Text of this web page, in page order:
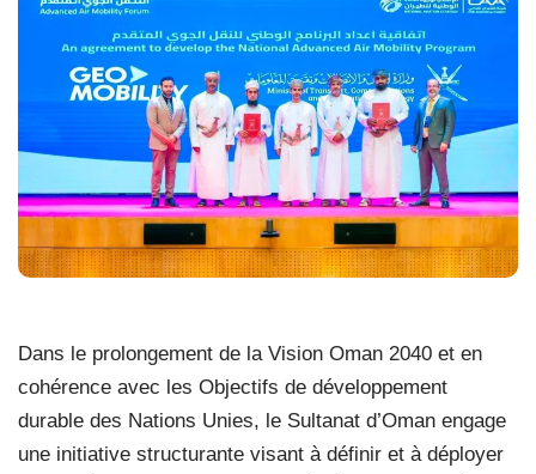
Dans le prolongement de la Vision Oman 2040 et en
cohérence avec les Objectifs de développement
durable des Nations Unies, le Sultanat d’Oman engage
une initiative structurante visant à définir et à déployer